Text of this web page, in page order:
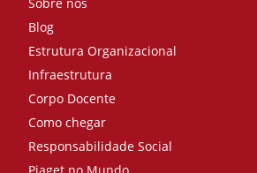
Blog
Estrutura Organizacional
Infraestrutura
Corpo Docente
Como chegar
Responsabilidade Social